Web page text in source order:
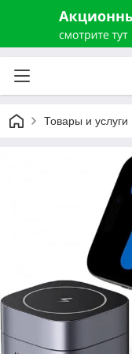
Товары и услуги